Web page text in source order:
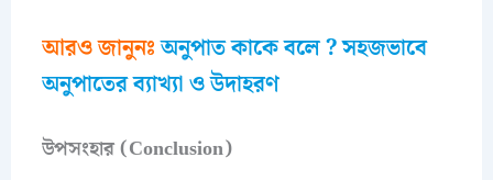
আরও জানুনঃঅনুপাত কাকে বলে ? সহজভাবে
অনুপাতের ব্যাখ্যা ও উদাহরণ
উপসংহার (Conclusion)